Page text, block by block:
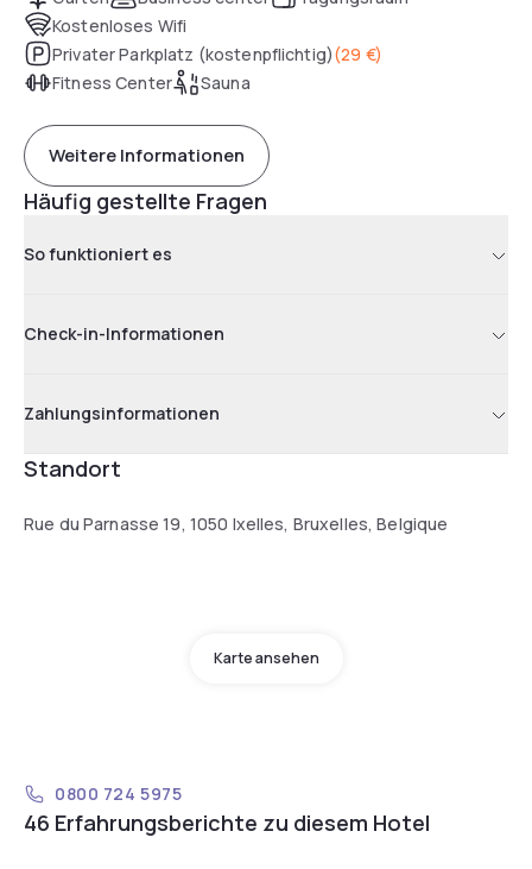
Kostenloses Wifi
Privater Parkplatz (kostenpflichtig)(29 €)
Fitness Center
Sauna
Weitere Informationen
Häufig gestellte Fragen
So funktioniert es
Check-in-Informationen
Zahlungsinformationen
Standort
Rue du Parnasse 19, 1050 Ixelles, Bruxelles, Belgique
Karte ansehen
0800 724 5975
46 Erfahrungsberichte zu diesem Hotel